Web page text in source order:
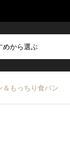
めから選ぶ
＆もっちり食パン